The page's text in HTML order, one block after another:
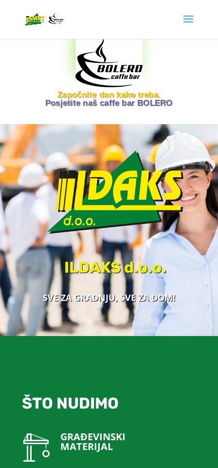
Započnite dan kako treba.
Posjetite naš caffe bar BOLERO
ILDAKS d.o.o.
SVE ZA GRADNJU, SVE ZA DOM!
ŠTO NUDIMO
GRAĐEVINSKI
MATERIJAL